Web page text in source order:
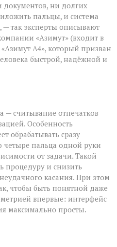
личность
подтвердят
за
секунды»:
новый
биосканер
от
«Азимута»
документов, ни долгих
пальцы, и система
— так эксперты описывают
«Азимут» (входит в
А4», который призван
быстрой, надёжной и
— считывание отпечатков
Особенность
обрабатывать сразу
четыре пальца одной руки
от задачи. Такой
процедуру и снизить
касания. При этом
чтобы быть понятной даже
впервые: интерфейс
максимально просты.